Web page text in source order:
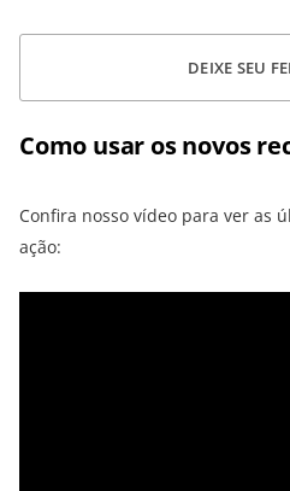
DEIXE SEU
Como usar os novos
Confira nosso vídeo para ver as
ação: